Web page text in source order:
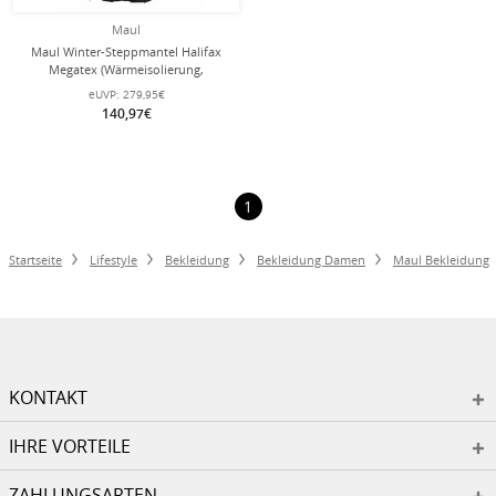
Maul
Maul Winter-Steppmantel Halifax
Megatex (Wärmeisolierung,
winddicht, wasserfest) schwarz
Damen
eUVP: 279,95€
140,97€
1
Startseite Lifestyle Bekleidung Bekleidung Damen Maul Bekleidung
KONTAKT
IHRE VORTEILE